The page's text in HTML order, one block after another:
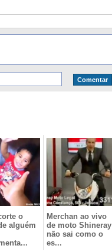
o
alguém
Merchan ao vivo
de moto Shineray
não sai como o
es...